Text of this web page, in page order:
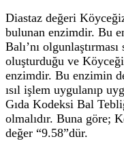
Diastaz değeri
bulunan enzimdir. Bu
Balı’nı
oluşturduğu ve
enzimdir. Bu enzimin
ısıl işlem uygulanıp
Gıda Kodeksi Bal
olmalıdır. Buna göre;
değer “9.58”dür.